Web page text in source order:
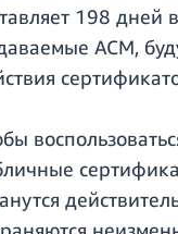
198 дней
ACM,